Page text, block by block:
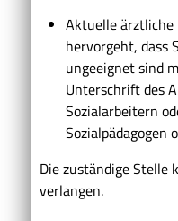
Aktuelle ärztliche
hervorgeht, dass
ungeeignet sind
Unterschrift des
Sozialarbeitern
Sozialpädagogen
Die zuständige Stelle
verlangen.